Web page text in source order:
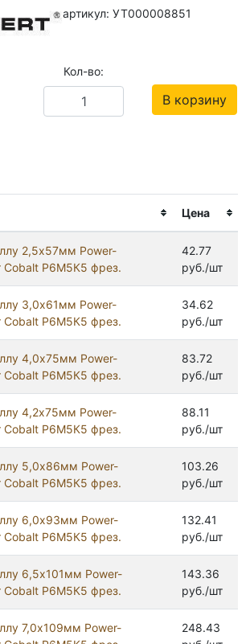
Цена
2,5х57мм Power-
Cobalt Р6М5К5 фрез.
42.77
руб./шт
3,0х61мм Power-
Cobalt Р6М5К5 фрез.
34.62
руб./шт
4,0х75мм Power-
Cobalt Р6М5К5 фрез.
83.72
руб./шт
4,2х75мм Power-
Cobalt Р6М5К5 фрез.
88.11
руб./шт
5,0х86мм Power-
Cobalt Р6М5К5 фрез.
103.26
руб./шт
6,0х93мм Power-
Cobalt Р6М5К5 фрез.
132.41
руб./шт
6,5х101мм Power-
Cobalt Р6М5К5 фрез.
143.36
руб./шт
7,0х109мм Power-
248.43
артикул: УТ000008851
Кол-во:
В корзину